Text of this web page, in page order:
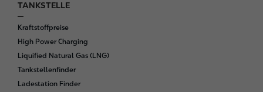
F
o
o
t
e
r
TANKSTELLE
Kraftstoffpreise
High Power Charging
Liquified Natural Gas (LNG)
Tankstellenfinder
Ladestation Finder